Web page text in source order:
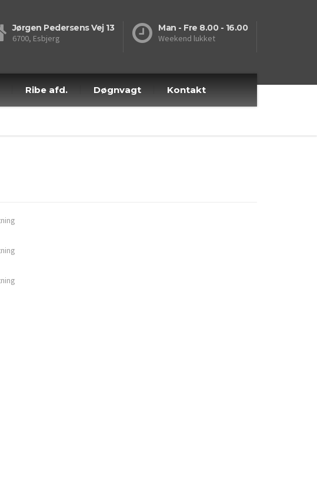
Jørgen Pedersens Vej 13
6700, Esbjerg
Man - Fre 8.00 - 16.00
Weekend lukket
Ribe afd. Døgnvagt Kontakt